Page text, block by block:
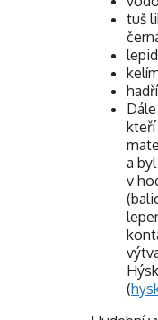
tuš
kteří
a
v
(